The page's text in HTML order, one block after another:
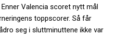
Valencia scoret nytt mål
toppscorer. Så får
seg i sluttminuttene ikke var